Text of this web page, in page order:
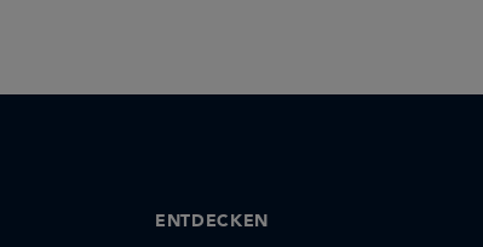
ENTDECKEN